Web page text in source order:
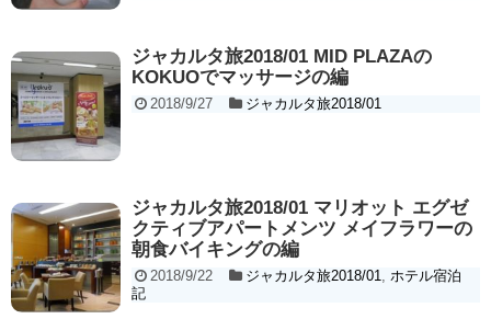
ジャカルタ旅2018/01 MID PLAZAの
KOKUOでマッサージの編
2018/9/27 ジャカルタ旅2018/01
ジャカルタ旅2018/01 マリオット エグゼ
クティブアパートメンツ メイフラワーの
朝食バイキングの編
2018/9/22 ジャカルタ旅2018/01
ホテル宿泊
記